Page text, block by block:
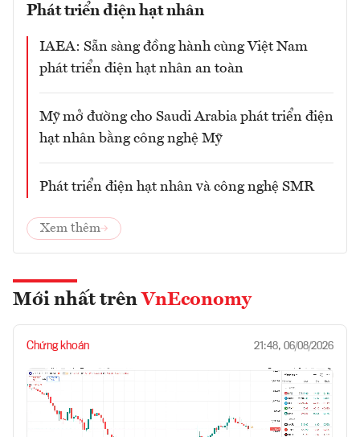
Phát triển điện hạt nhân
IAEA: Sẵn sàng đồng hành cùng Việt Nam
phát triển điện hạt nhân an toàn
Mỹ mở đường cho Saudi Arabia phát triển điện
hạt nhân bằng công nghệ Mỹ
Phát triển điện hạt nhân và công nghệ SMR
Xem thêm
Mới nhất trên VnEconomy
Chứng khoán 21:48, 06/08/2026